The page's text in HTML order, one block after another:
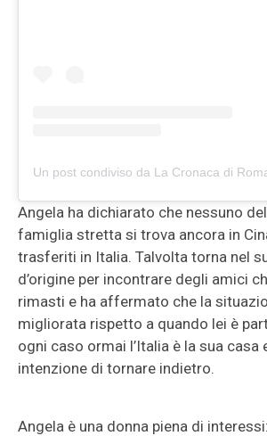
Angela ha dichiarato che nessuno
famiglia stretta si trova ancora in
trasferiti in Italia. Talvolta torna nel
d’origine per incontrare degli amici
rimasti e ha affermato che la
migliorata rispetto a quando lei è
ogni caso ormai l’Italia è la sua casa
intenzione di tornare indietro.
Angela è una donna piena di